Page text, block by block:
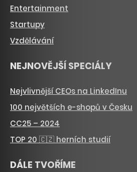
Entertainment
Startupy
Vzdělávání
NEJNOVĚJŠÍ SPECIÁLY
Nejvlivnější CEOs na LinkedInu
100 největších e-shopů v Česku
CC25 – 2024
TOP 20 🇨🇿 herních studií
DÁLE TVOŘÍME